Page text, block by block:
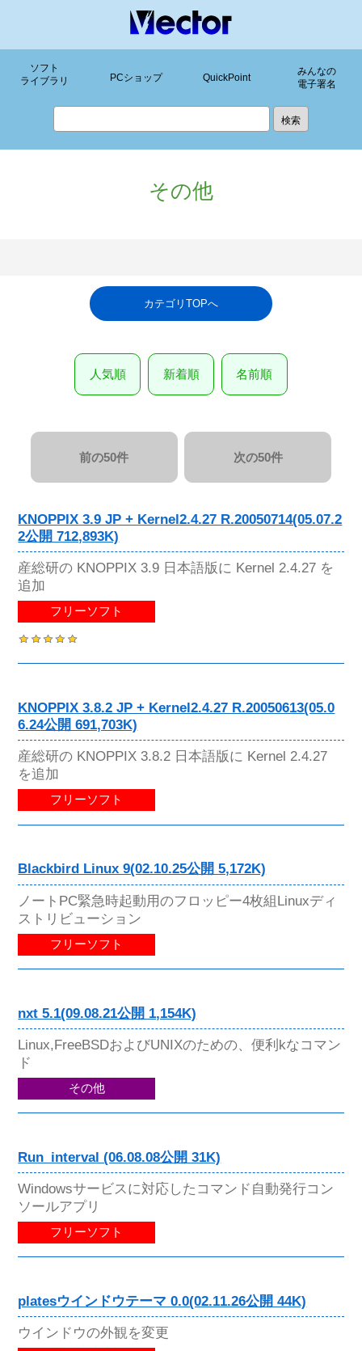
ソフト
ライブラリ
PCショップ QuickPoint
みんなの
電子署名
その他
カテゴリTOPへ
人気順 新着順 名前順
前の50件 次の50件
KNOPPIX 3.9 JP + Kernel2.4.27 R.20050714(05.07.2
2公開 712,893K)
産総研の KNOPPIX 3.9 日本語版に Kernel 2.4.27 を
追加
フリーソフト
KNOPPIX 3.8.2 JP + Kernel2.4.27 R.20050613(05.0
6.24公開 691,703K)
産総研の KNOPPIX 3.8.2 日本語版に Kernel 2.4.27
を追加
フリーソフト
Blackbird Linux 9(02.10.25公開 5,172K)
ノートPC緊急時起動用のフロッピー4枚組Linuxディ
ストリビューション
フリーソフト
nxt 5.1(09.08.21公開 1,154K)
Linux,FreeBSDおよびUNIXのための、便利kなコマン
ド
その他
Run_interval (06.08.08公開 31K)
Windowsサービスに対応したコマンド自動発行コン
ソールアプリ
フリーソフト
platesウインドウテーマ 0.0(02.11.26公開 44K)
ウインドウの外観を変更